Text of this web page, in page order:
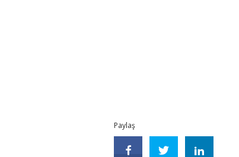
Paylaş